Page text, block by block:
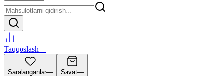
Taqqoslash—
Saralanganlar— Savat—